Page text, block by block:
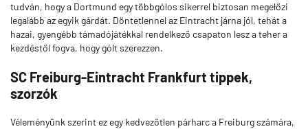
tudván, hogy a Dortmund egy többgólos sikerrel biztosan megelőzi
legalább az egyik gárdát. Döntetlennel az Eintracht járna jól, tehát a
hazai, gyengébb támadójátékkal rendelkező csapaton lesz a teher a
kezdéstől fogva, hogy gólt szerezzen.
SC Freiburg-Eintracht Frankfurt tippek,
szorzók
Véleményünk szerint ez egy kedvezőtlen párharc a Freiburg számára,